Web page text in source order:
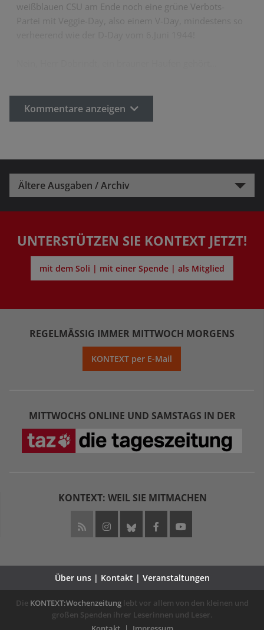
weißblauen CSU am Ende noch eine grüne Verbots-
Kommentare anzeigen
Ältere Ausgaben / Archiv
UNTERSTÜTZEN SIE KONTEXT JETZT!
mit dem Soli | mit einer Spende | als Mitglied
REGELMÄSSIG IMMER MITTWOCH MORGENS
KONTEXT per E-Mail
MITTWOCHS ONLINE UND SAMSTAGS IN DER
KONTEXT: WEIL SIE MITMACHEN
Über uns | Kontakt | Veranstaltungen
Die KONTEXT:Wochenzeitunglebt vor allem von den kleinen und
großen Spenden ihrer Leserinnen und Leser.